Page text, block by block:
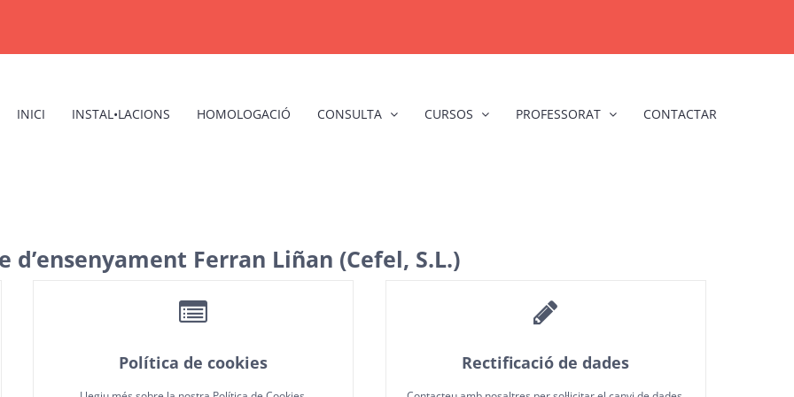
INICI INSTAL•LACIONS HOMOLOGACIÓ CONSULTA CURSOS PROFESSORAT CONTACTAR
d’ensenyament Ferran Liñan (Cefel, S.L.)
Política de cookies Rectificació de dades